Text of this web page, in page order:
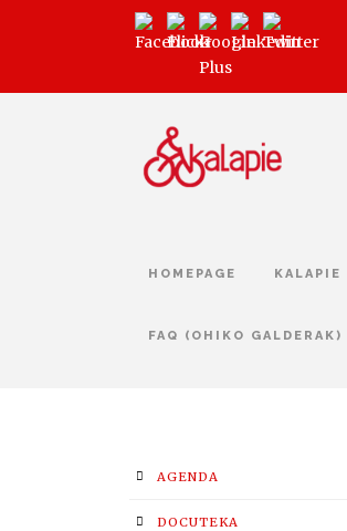
HOMEPAGE KALAPIE
FAQ (OHIKO GALDERAK)
AGENDA
DOCUTEKA